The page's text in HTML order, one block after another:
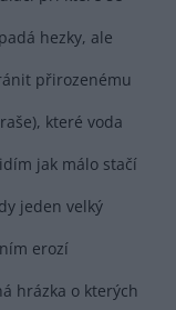
hezky, ale
přirozenému
které voda
jak málo stačí
jeden velký
erozí
hrázka o kterých